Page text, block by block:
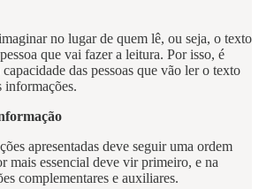
no lugar de quem lê, ou seja, o texto
que vai fazer a leitura. Por isso, é
das pessoas que vão ler o texto
informações.
apresentadas deve seguir uma ordem
mais essencial deve vir primeiro, e na
complementares e auxiliares.